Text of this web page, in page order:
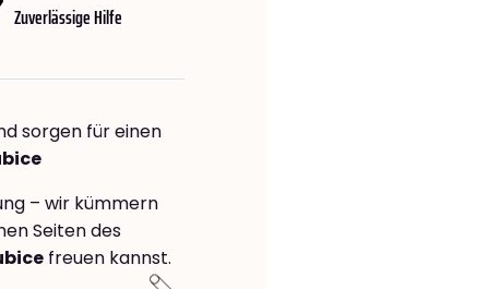
Zuverlässige Hilfe
sorgen für einen
– wir kümmern
Seiten des
freuen kannst.